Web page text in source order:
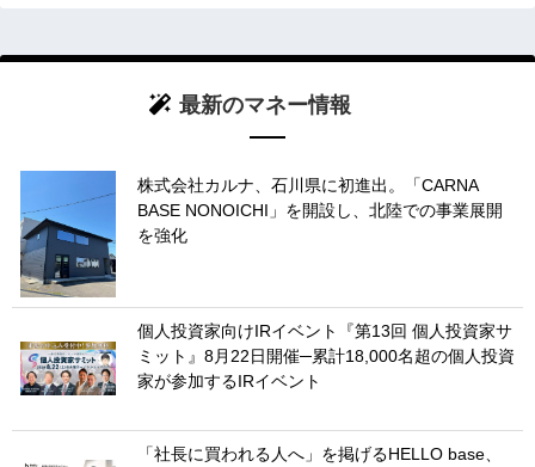
最新のマネー情報
株式会社カルナ、石川県に初進出。「CARNA
BASE NONOICHI」を開設し、北陸での事業展開
を強化
個人投資家向けIRイベント『第13回 個人投資家サ
ミット』8月22日開催─累計18,000名超の個人投資
家が参加するIRイベント
「社長に買われる人へ」を掲げるHELLO base、